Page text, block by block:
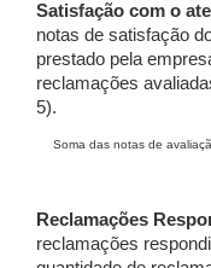
Satisfação com o
notas de satisfação
prestado pela
reclamações
5).
Soma das notas de
Reclamações
reclamações